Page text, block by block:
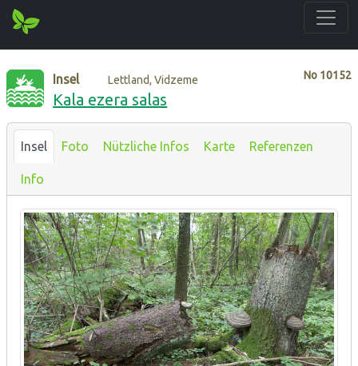
No 10152
Insel Lettland, Vidzeme
Kala ezera salas
Insel Foto Nützliche Infos Karte Referenzen
Info